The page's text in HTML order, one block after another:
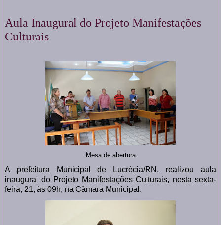
Aula Inaugural do Projeto Manifestações
Culturais
Mesa de abertura
A prefeitura Municipal de Lucrécia/RN, realizou aula
inaugural do Projeto Manifestações Culturais, nesta sexta-
feira, 21, às 09h, na Câmara Municipal.